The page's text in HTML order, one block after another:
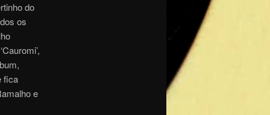
do
os
fica
e